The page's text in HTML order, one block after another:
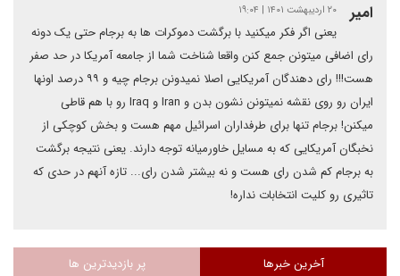
امیر ۲۰ اردیبهشت ۱۴۰۱ | ۱۹:۰۴
یعنی اگر فکر میکنید با برگشت دموکرات ها به برجام حتی یک دونه
رای اضافی میتونن جمع کنن واقعا شناخت شما از جامعه آمریکا در حد صفر
هست!!! رای دهندگان آمریکایی اصلا نمیدونن برجام چیه و ۹۹ درصد اونها
ایران رو روی نقشه نمیتونن نشون بدن و Iran و Iraq رو با هم قاطی
میکنن!‌ برجام تنها برای طرفداران اسرائیل مهم هست و بخش کوچکی از
نخبگان آمریکایی که به مسایل خاورمیانه توجه دارند. یعنی نتیجه برگشت
به برجام کم شدن رای هست و نه بیشتر شدن رای... تازه آنهم در حدی که
تاثیری رو کلیت انتخابات نداره!
آخرین خبرها پر بازدیدترین ها